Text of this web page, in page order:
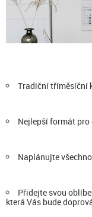
Tradiční tříměsíční
Nejlepší formát pro
Naplánujte
Přidejte svou
která Vás bude